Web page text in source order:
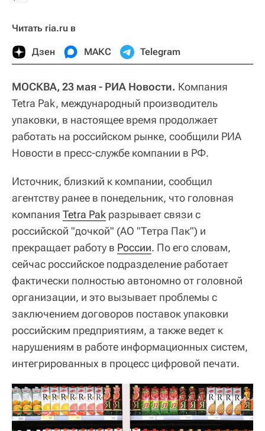
Читать ria.ru в
Дзен МАКС Telegram
МОСКВА, 23 мая - РИА Новости. Компания
Tetra Pak, международный производитель
упаковки, в настоящее время продолжает
работать на российском рынке, сообщили РИА
Новости в пресс-службе компании в РФ.
Источник, близкий к компании, сообщил
агентству ранее в понедельник, что головная
компания Tetra Pak разрывает связи с
российской "дочкой" (АО "Тетра Пак") и
прекращает работу в России. По его словам,
сейчас российское подразделение работает
фактически полностью автономно от головной
организации, и это вызывает проблемы с
заключением договоров поставок упаковки
российским предприятиям, а также ведет к
нарушениям в работе информационных систем,
интегрированных в процесс цифровой печати.